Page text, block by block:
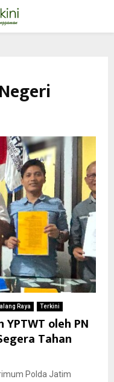
Raya Terkini
oleh PN
Tahan
Polda Jatim